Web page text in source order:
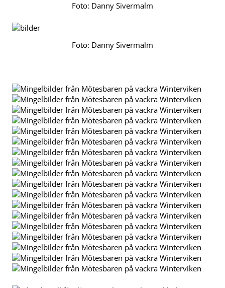
Foto: Danny Sivermalm
Foto: Danny Sivermalm